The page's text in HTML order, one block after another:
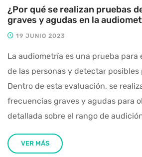
¿Por qué se realizan pruebas
graves y agudas en la
19 JUNIO 2023
La audiometría es una prueba para
de las personas y detectar posibles
Dentro de esta evaluación, se
frecuencias graves y agudas para
detallada sobre el rango de
VER MÁS